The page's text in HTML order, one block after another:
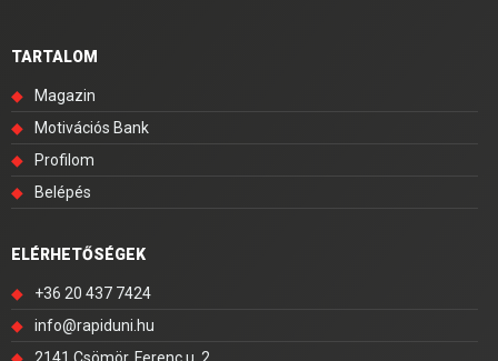
TARTALOM
◆
Magazin
◆
Motivációs Bank
◆
Profilom
◆
Belépés
ELÉRHETŐSÉGEK
◆
+36 20 437 7424
◆
info@rapiduni.hu